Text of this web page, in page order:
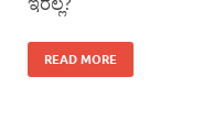
READ MORE